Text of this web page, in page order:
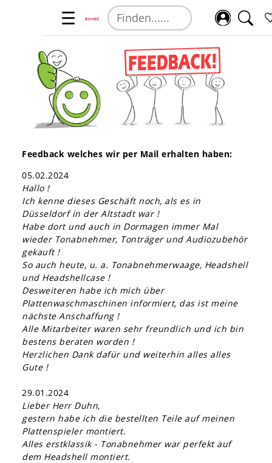
☰
Feedback welches wir per Mail erhalten haben:
05.02.2024
Hallo !
Ich kenne dieses Geschäft noch, als es in
Düsseldorf in der Altstadt war !
Habe dort und auch in Dormagen immer Mal
wieder Tonabnehmer, Tonträger und Audiozubehör
gekauft !
So auch heute, u. a. Tonabnehmerwaage, Headshell
und Headshellcase !
Desweiteren habe ich mich über
Plattenwaschmaschinen informiert, das ist meine
nächste Anschaffung !
Alle Mitarbeiter waren sehr freundlich und ich bin
bestens beraten worden !
Herzlichen Dank dafür und weiterhin alles alles
Gute !
29.01.2024
Lieber Herr Duhn,
gestern habe ich die bestellten Teile auf meinen
Plattenspieler montiert.
Alles erstklassik - Tonabnehmer war perfekt auf
dem Headshell montiert.